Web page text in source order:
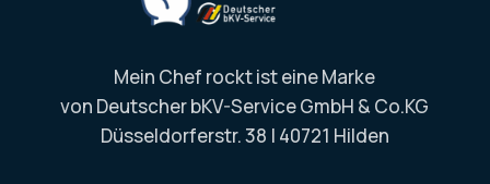
Mein Chef rockt ist eine Marke
von Deutscher bKV-Service GmbH & Co.KG
Düsseldorferstr. 38 | 40721 Hilden